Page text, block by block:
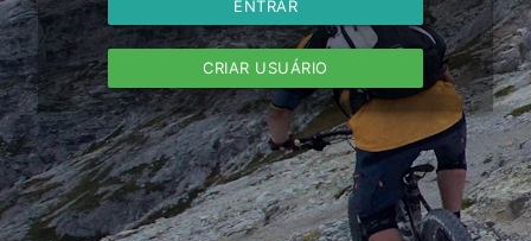
ENTRAR
CRIAR USUÁRIO